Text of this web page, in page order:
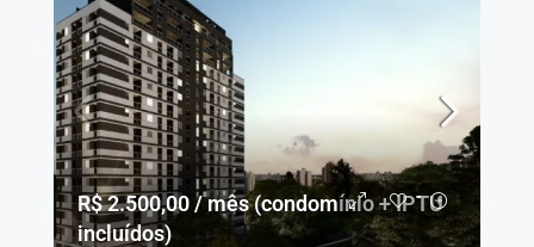
R$ 2.500,00 / mês (condomínio + IPTU
incluídos)